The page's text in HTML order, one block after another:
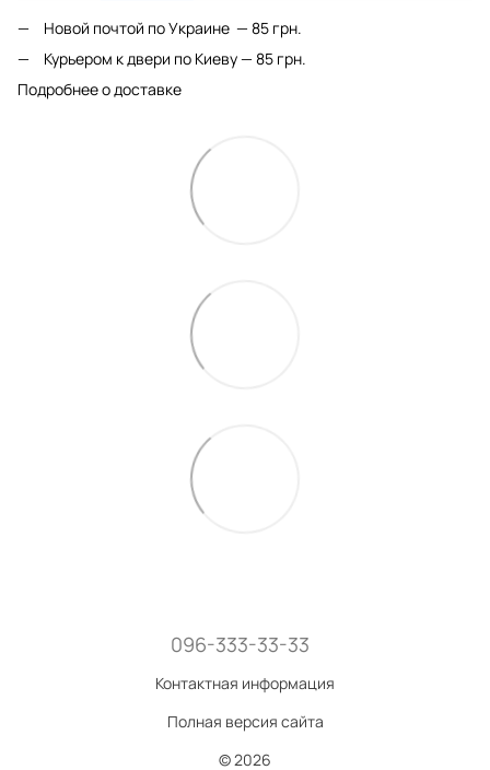
Новой почтой по Украине — 85 грн.
Курьером к двери по Киеву — 85 грн.
Подробнее о доставке
096-333-33-33
Контактная информация
Полная версия сайта
© 2026